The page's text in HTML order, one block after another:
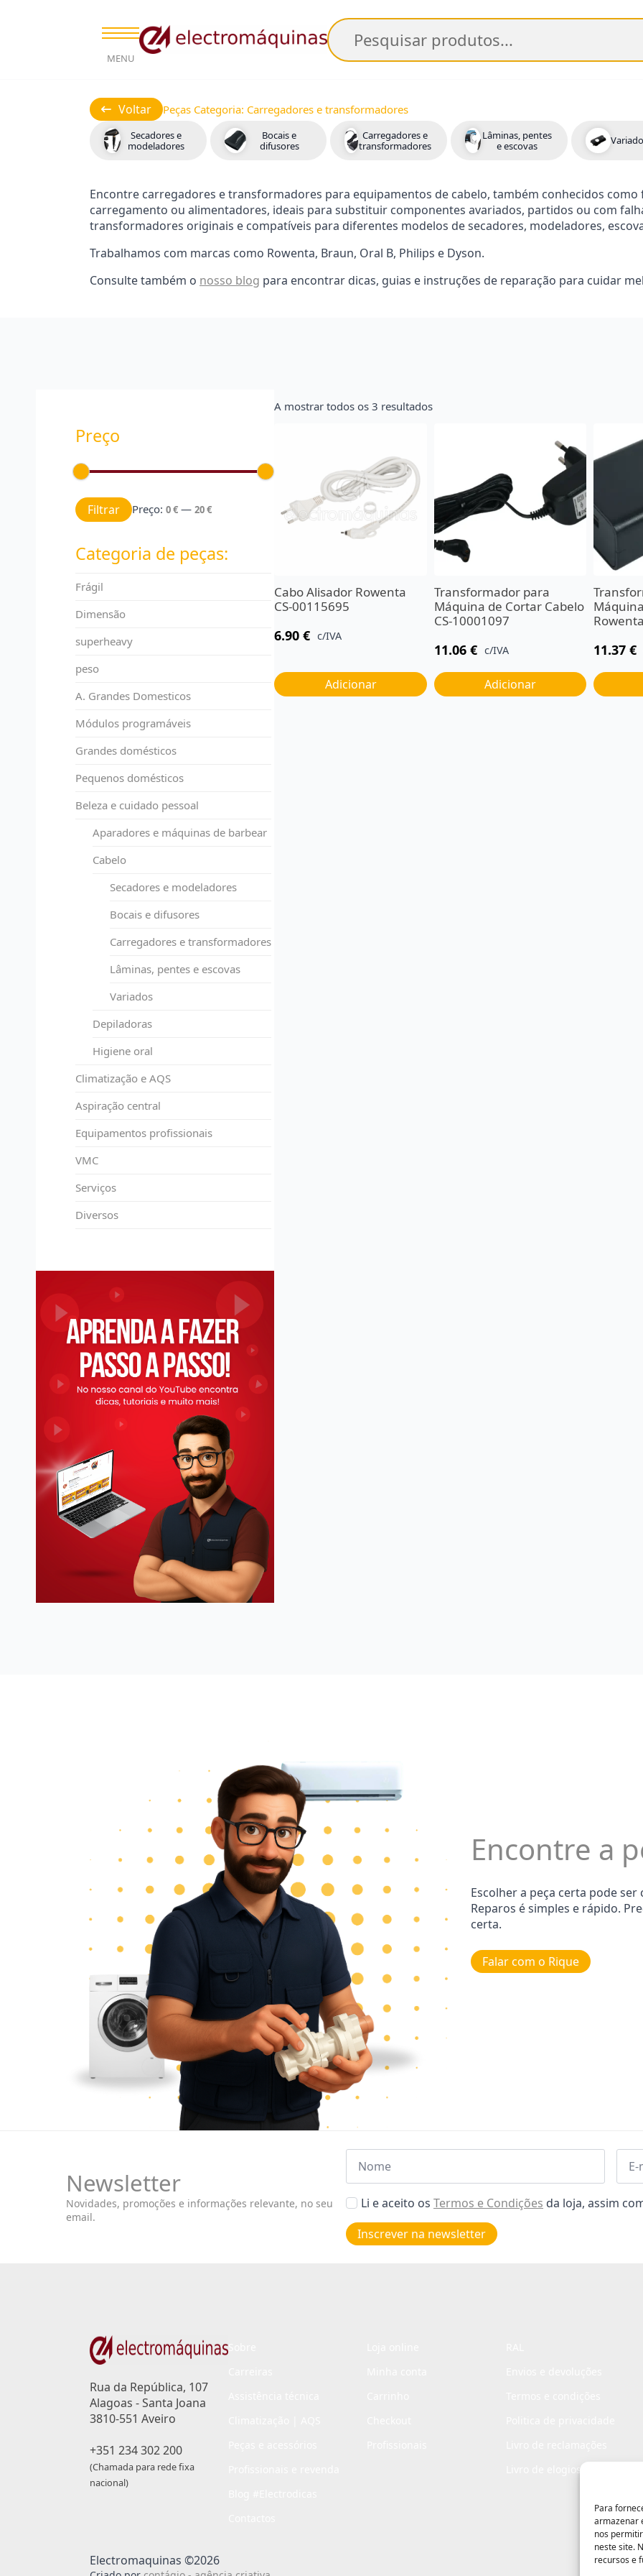
Para
armazenar
nos
neste site.
recursos e
MENU
Pesquisar
Voltar Peças Categoria: Carregadores e transformadores
Secadores e
modeladores
Bocais e
difusores
Carregadores e
transformadores
Lâminas, pentes
e escovas
Encontre carregadores e transformadores para equipamentos de cabelo, também conhecidos
carregamento ou alimentadores, ideais para substituir componentes avariados, partidos ou com
transformadores originais e compatíveis para diferentes modelos de secadores, modeladores,
Trabalhamos com marcas como Rowenta, Braun, Oral B, Philips e Dyson.
Consulte também o nosso blog para encontrar dicas, guias e instruções de reparação para cuidar
Preço
Preço mínimo
Preço máximo
Filtrar Preço: 0 € — 20 €
Categoria de peças:
Frágil
Dimensão
superheavy
peso
A. Grandes Domesticos
Módulos programáveis
Grandes domésticos
Pequenos domésticos
Beleza e cuidado pessoal
Aparadores e máquinas de barbear
Cabelo
Secadores e modeladores
Bocais e difusores
Carregadores e transformadores
Lâminas, pentes e escovas
Variados
Depiladoras
Higiene oral
Climatização e AQS
Aspiração central
Equipamentos profissionais
VMC
Serviços
Diversos
A mostrar todos os 3 resultados
Cabo Alisador Rowenta
CS-00115695
6.90€ c/IVA
Adicionar
Transformador para
Máquina de Cortar Cabelo
CS-10001097
11.06 € c/IVA
Adicionar
11.37€
Encontre a
Escolher a peça certa pode
Reparos é simples e rápido.
certa.
Falar com o Rique
Newsletter
Novidades, promoções e informações relevante, no seu
email.
Nome
Aceitar
de
privacidade
Li e aceito os Termos e Condições da loja, assim
Inscrever na newsletter
Rua da República, 107
Alagoas - Santa Joana
3810-551 Aveiro
+351 234 302 200
(Chamada para rede fixa
nacional)
Livro de elogios
Electromaquinas ©2026